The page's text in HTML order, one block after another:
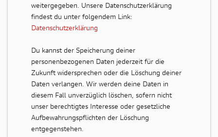
weitergegeben. Unsere Datenschutzerklärung
findest du unter folgendem Link:
Datenschutzerklärung
Du kannst der Speicherung deiner
personenbezogenen Daten jederzeit für die
Zukunft widersprechen oder die Löschung deiner
Daten verlangen. Wir werden deine Daten in
diesem Fall unverzüglich löschen, sofern nicht
unser berechtigtes Interesse oder gesetzliche
Aufbewahrungspflichten der Löschung
entgegenstehen.